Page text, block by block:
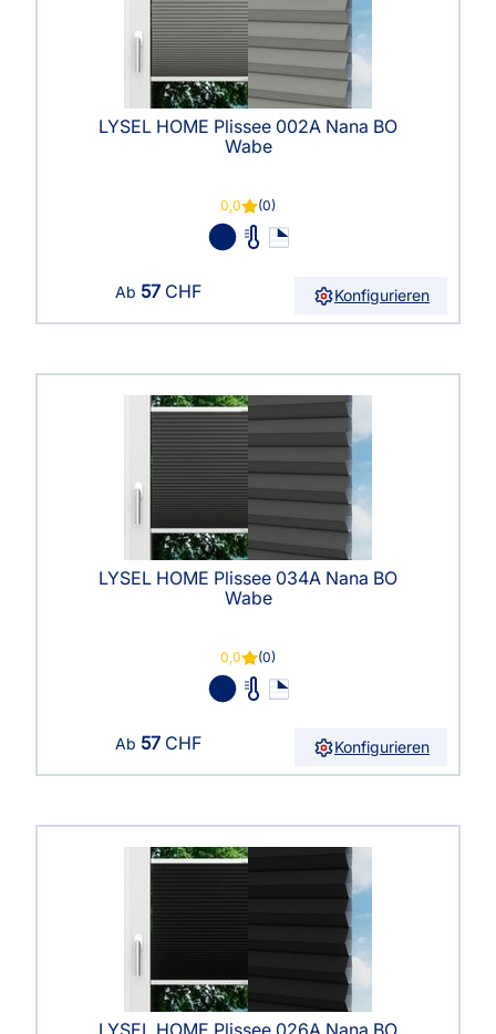
LYSEL HOME Plissee 002A Nana BO
Wabe
0,0 (0)
Ab 57 CHF Konfigurieren
LYSEL HOME Plissee 034A Nana BO
Wabe
0,0 (0)
Ab 57 CHF Konfigurieren